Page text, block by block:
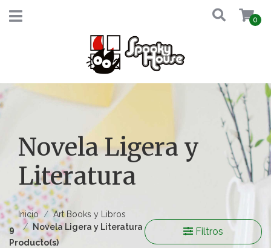
0
Novela Ligera y
Literatura
Inicio
Art Books y Libros
Novela Ligera y Literatura
9
Producto(s)
Filtros